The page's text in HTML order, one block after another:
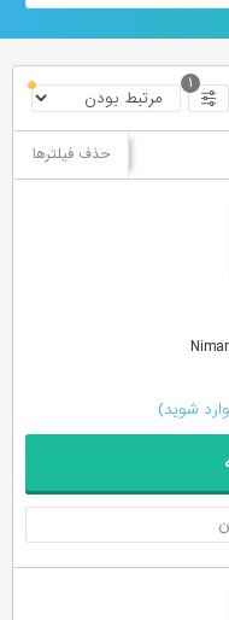
۱
حذف فیلترها
شوید)